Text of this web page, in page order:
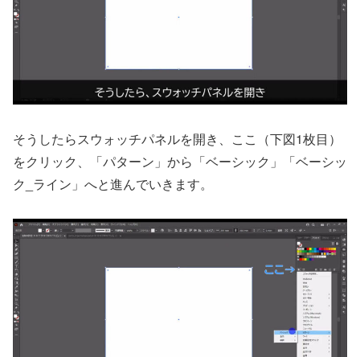
そうしたらスウォッチパネルを開き、ここ（下図1枚目）
をクリック、「パターン」から「ベーシック」「ベーシッ
ク_ライン」へと進んでいきます。